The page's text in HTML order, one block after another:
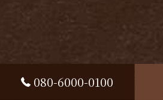
080-6000-0100